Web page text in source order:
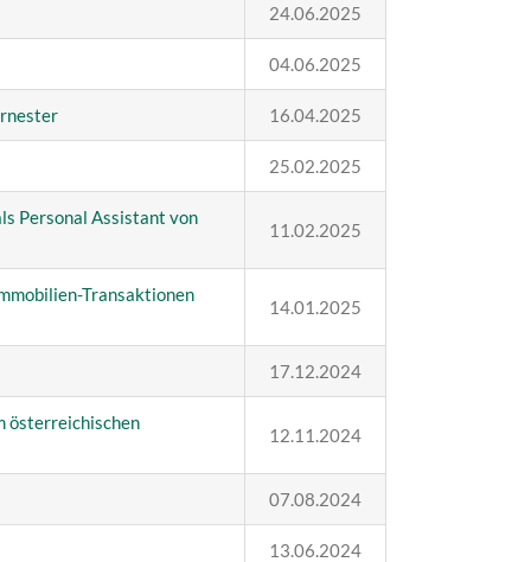
24.06.2025
04.06.2025
16.04.2025
25.02.2025
Personal Assistant von
11.02.2025
Transaktionen
14.01.2025
17.12.2024
österreichischen
12.11.2024
07.08.2024
13.06.2024